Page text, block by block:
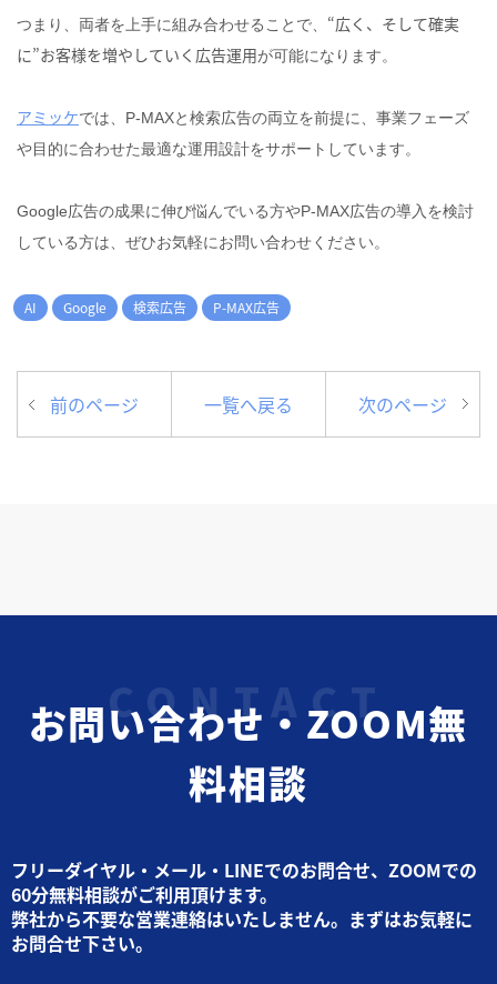
つまり、両者を上手に組み合わせることで、 “広く、そして確実
に”お客様を増やしていく広告運用が可能になります。
アミッケでは、P‑MAXと検索広告の両立を前提に、事業フェーズ
や目的に合わせた最適な運用設計をサポートしています。
Google広告の成果に伸び悩んでいる方やP-MAX広告の導入を検討
している方は、ぜひお気軽にお問い合わせください。
AI Google 検索広告 P‑MAX広告
前のページ 一覧へ戻る 次のページ
お問い合わせ・ZOOM無
料相談
フリーダイヤル・メール・LINEでのお問合せ、ZOOMでの
60分無料相談がご利用頂けます。
弊社から不要な営業連絡はいたしません。まずはお気軽に
お問合せ下さい。